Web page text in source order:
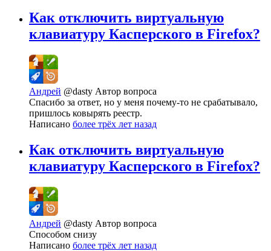
Как отключить виртуальную
клавиатуру Касперского в Firefox?
Андрей @dasty Автор вопроса
Спасибо за ответ, но у меня почему-то не срабатывало,
пришлось ковырять реестр.
Написано более трёх лет назад
Как отключить виртуальную
клавиатуру Касперского в Firefox?
Андрей @dasty Автор вопроса
Способом снизу
Написано более трёх лет назад